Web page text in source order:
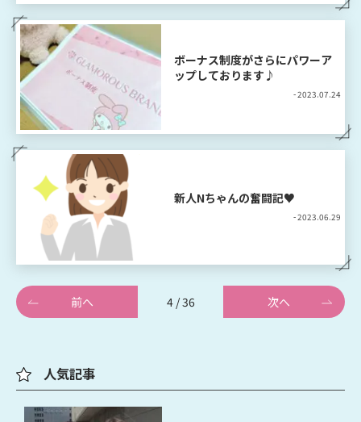
ボーナス制度がさらにパワーア
ップしております♪
- 2023.07.24
新人Nちゃんの奮闘記♥
- 2023.06.29
4 / 36
前へ 次へ
人気記事